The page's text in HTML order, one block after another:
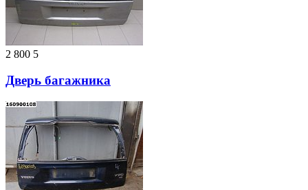
2 800 5
Дверь багажника